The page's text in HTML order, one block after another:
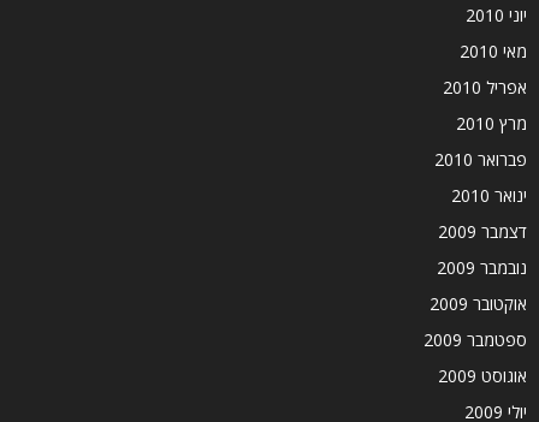
יוני 2010
מאי 2010
אפריל 2010
מרץ 2010
פברואר 2010
ינואר 2010
דצמבר 2009
נובמבר 2009
אוקטובר 2009
ספטמבר 2009
אוגוסט 2009
יולי 2009